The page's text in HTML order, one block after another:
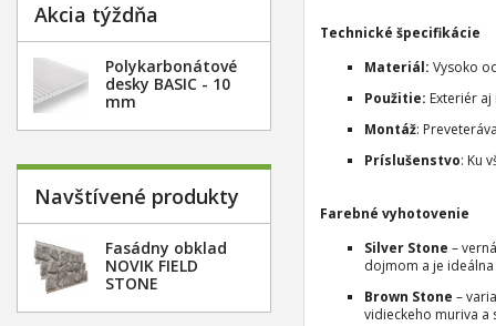
Technické špecifikácie
Materiál: Vysoko
Použitie: Exteriér
Montáž:
Príslušenstvo: Ku
Farebné vyhotovenie
Silver Stone –
dojmom a je
Brown Stone –
vidieckeho muriva a
Akcia týždňa
Polykarbonátové
desky BASIC - 10
mm
Navštívené produkty
Fasádny obklad
NOVIK FIELD
STONE